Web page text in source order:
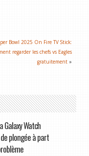
Bowl 2025 On Fire TV Stick:
regarder les chefs vs Eagles
gratuitement »
Watch
plongée à part